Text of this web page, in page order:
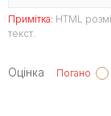
Примітка: HTML
текст.
Оцінка Погано